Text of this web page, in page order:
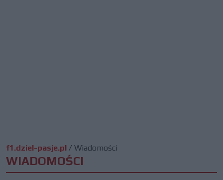
f1.dziel-pasje.pl / Wiadomości
WIADOMOŚCI